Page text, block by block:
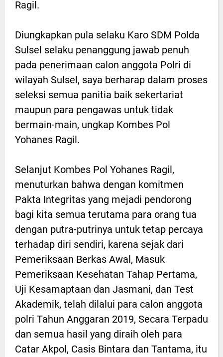
Ragil.
Diungkapkan pula selaku Karo SDM Polda
Sulsel selaku penanggung jawab penuh
pada penerimaan calon anggota Polri di
wilayah Sulsel, saya berharap dalam proses
seleksi semua panitia baik sekertariat
maupun para pengawas untuk tidak
bermain-main, ungkap Kombes Pol
Yohanes Ragil.
Selanjut Kombes Pol Yohanes Ragil,
menuturkan bahwa dengan komitmen
Pakta Integritas yang mejadi pendorong
bagi kita semua terutama para orang tua
dengan putra-putrinya untuk tetap percaya
terhadap diri sendiri, karena sejak dari
Pemeriksaan Berkas Awal, Masuk
Pemeriksaan Kesehatan Tahap Pertama,
Uji Kesamaptaan dan Jasmani, dan Test
Akademik, telah dilalui para calon anggota
polri Tahun Anggaran 2019, Secara Terpadu
dan semua hasil yang diraih oleh para
Catar Akpol, Casis Bintara dan Tantama, itu